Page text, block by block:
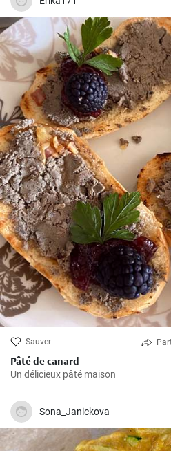
Sauver
Pâté de canard
Un délicieux pâté maison
Sona_Janickova